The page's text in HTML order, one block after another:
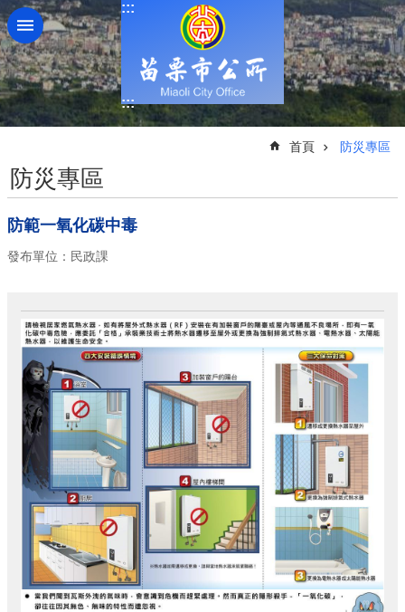
跳到主要內容區塊
:::
:::
首頁 防災專區
防災專區
防範一氧化碳中毒
發布單位：民政課